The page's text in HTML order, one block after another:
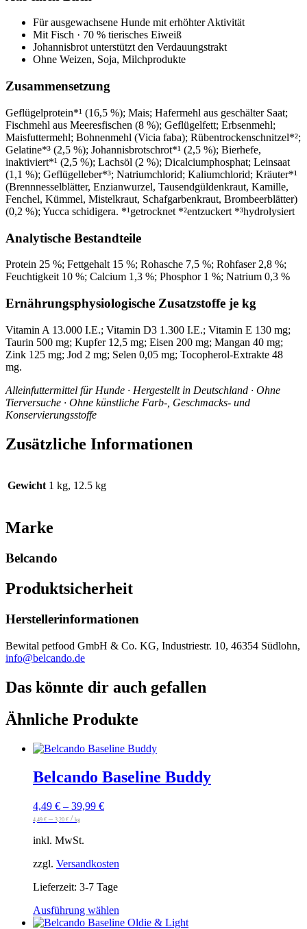
Für ausgewachsene Hunde mit erhöhter Aktivität
Mit Fisch · 70 % tierisches Eiweiß
Johannisbrot unterstützt den Verdauungstrakt
Ohne Weizen, Soja, Milchprodukte
Zusammensetzung
Geflügelprotein*¹ (16,5 %); Mais; Hafermehl aus geschälter Saat;
Fischmehl aus Meeresfischen (8 %); Geflügelfett; Erbsenmehl;
Maisfuttermehl; Bohnenmehl (Vicia faba); Rübentrockenschnitzel*²;
Gelatine*³ (2,5 %); Johannisbrotschrot*¹ (2,5 %); Bierhefe,
inaktiviert*¹ (2,5 %); Lachsöl (2 %); Dicalciumphosphat; Leinsaat
(1,1 %); Geflügelleber*³; Natriumchlorid; Kaliumchlorid; Kräuter*¹
(Brennnesselblätter, Enzianwurzel, Tausendgüldenkraut, Kamille,
Fenchel, Kümmel, Mistelkraut, Schafgarbenkraut, Brombeerblätter)
(0,2 %); Yucca schidigera. *¹getrocknet *²entzuckert *³hydrolysiert
Analytische Bestandteile
Protein 25 %; Fettgehalt 15 %; Rohasche 7,5 %; Rohfaser 2,8 %;
Feuchtigkeit 10 %; Calcium 1,3 %; Phosphor 1 %; Natrium 0,3 %
Ernährungsphysiologische Zusatzstoffe je kg
Vitamin A 13.000 I.E.; Vitamin D3 1.300 I.E.; Vitamin E 130 mg;
Taurin 500 mg; Kupfer 12,5 mg; Eisen 200 mg; Mangan 40 mg;
Zink 125 mg; Jod 2 mg; Selen 0,05 mg; Tocopherol-Extrakte 48
mg.
Alleinfuttermittel für Hunde · Hergestellt in Deutschland · Ohne
Tierversuche · Ohne künstliche Farb-, Geschmacks- und
Konservierungsstoffe
Zusätzliche Informationen
Gewicht 1 kg, 12.5 kg
Marke
Belcando
Produktsicherheit
Herstellerinformationen
Bewital petfood GmbH & Co. KG, Industriestr. 10, 46354 Südlohn,
info@belcando.de
Das könnte dir auch gefallen
Ähnliche Produkte
Belcando Baseline Buddy
4,49 € – 39,99 €
4,49 € – 3,20 € / kg
inkl. MwSt.
zzgl. Versandkosten
Lieferzeit: 3-7 Tage
Ausführung wählen
Produkt